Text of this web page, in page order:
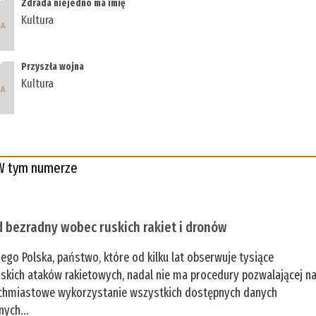
Zdrada niejedno ma imię
Kultura
Przyszła wojna
Kultura
tym numerze
bezradny wobec ruskich rakiet i dronów
Polska, państwo, które od kilku lat obserwuje tysiące
ataków rakietowych, nadal nie ma procedury pozwalającej
wykorzystanie wszystkich dostępnych danych